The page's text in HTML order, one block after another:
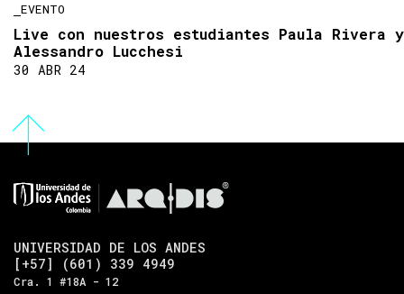
EVENTO
Live con nuestros estudiantes Paula Rivera y
Alessandro Lucchesi
30 ABR 24
UNIVERSIDAD DE LOS ANDES
[+57] (601) 339 4949
Cra. 1 #18A - 12